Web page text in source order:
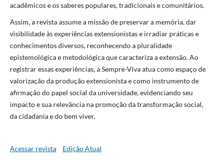
acadêmicos e os saberes populares, tradicionais e comunitários.
Assim, a revista assume a missão de preservar a memória, dar
visibilidade às experiências extensionistas e irradiar práticas e
conhecimentos diversos, reconhecendo a pluralidade
epistemológica e metodológica que caracteriza a extensão. Ao
registrar essas experiências, a Sempre-Viva atua como espaço de
valorização da produção extensionista e como instrumento de
afirmação do papel social da universidade, evidenciando seu
impacto e sua relevância na promoção da transformação social,
da cidadania e do bem viver.
Acessar revista Edição Atual